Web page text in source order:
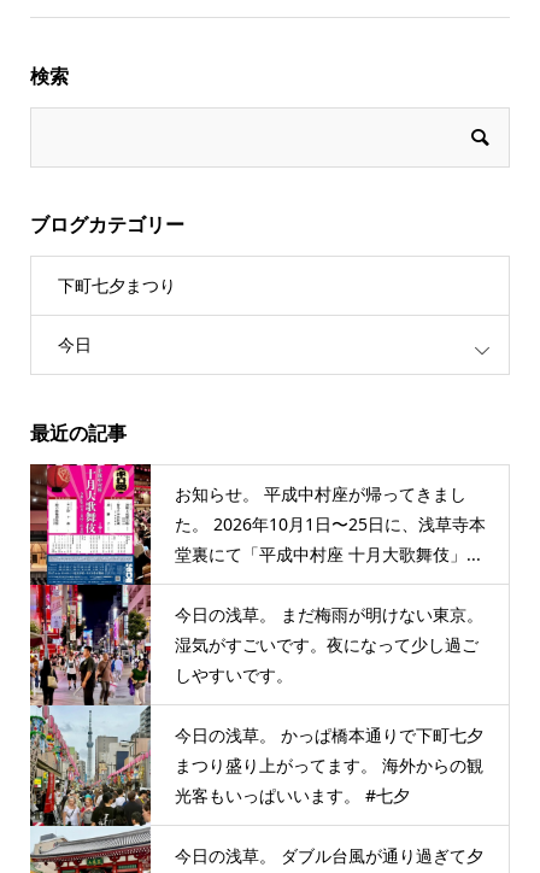
検索
ブログカテゴリー
下町七夕まつり
今日
最近の記事
お知らせ。 平成中村座が帰ってきまし
た。 2026年10月1日〜25日に、浅草寺本
堂裏にて「平成中村座 十月大歌舞伎」...
今日の浅草。 まだ梅雨が明けない東京。
湿気がすごいです。夜になって少し過ご
しやすいです。
今日の浅草。 かっぱ橋本通りで下町七夕
まつり盛り上がってます。 海外からの観
光客もいっぱいいます。 #七夕
今日の浅草。 ダブル台風が通り過ぎて夕